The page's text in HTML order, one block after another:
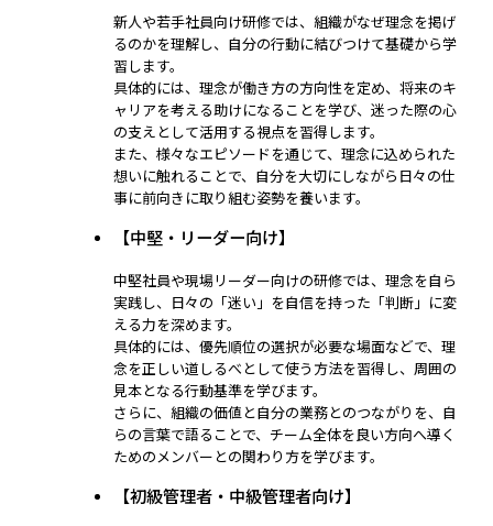
新人や若手社員向け研修では、組織がなぜ理念を掲げ
るのかを理解し、自分の行動に結びつけて基礎から学
習します。
具体的には、理念が働き方の方向性を定め、将来のキ
ャリアを考える助けになることを学び、迷った際の心
の支えとして活用する視点を習得します。
また、様々なエピソードを通じて、理念に込められた
想いに触れることで、自分を大切にしながら日々の仕
事に前向きに取り組む姿勢を養います。
【中堅・リーダー向け】
中堅社員や現場リーダー向けの研修では、理念を自ら
実践し、日々の「迷い」を自信を持った「判断」に変
える力を深めます。
具体的には、優先順位の選択が必要な場面などで、理
念を正しい道しるべとして使う方法を習得し、周囲の
見本となる行動基準を学びます。
さらに、組織の価値と自分の業務とのつながりを、自
らの言葉で語ることで、チーム全体を良い方向へ導く
ためのメンバーとの関わり方を学びます。
【初級管理者・中級管理者向け】